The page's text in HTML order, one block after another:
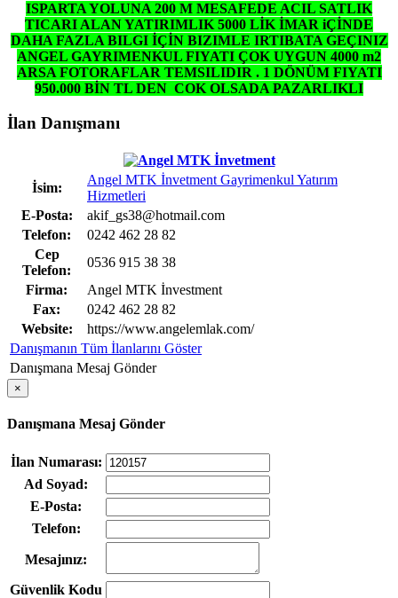
ISPARTA YOLUNA 200 M MESAFEDE ACIL SATLIK
TICARI ALAN YATIRIMLIK 5000 LİK İMAR iÇİNDE
DAHA FAZLA BILGI İÇİN BIZIMLE IRTIBATA GEÇINIZ
ANGEL GAYRIMENKUL FIYATI ÇOK UYGUN 4000 m2
ARSA FOTORAFLAR TEMSILIDIR . 1 DÖNÜM FIYATI
950.000 BİN TL DEN COK OLSADA PAZARLIKLI
İlan Danışmanı
İsim:
Angel MTK İnvetment Gayrimenkul Yatırım
Hizmetleri
E-Posta:
akif_gs38@hotmail.com
Telefon:
0242 462 28 82
Cep
Telefon:
0536 915 38 38
Firma:
Angel MTK İnvestment
Fax:
0242 462 28 82
Website:
https://www.angelemlak.com/
Danışmanın Tüm İlanlarını Göster
Danışmana Mesaj Gönder
×
Danışmana Mesaj Gönder
İlan Numarası:
Ad Soyad:
E-Posta:
Telefon:
Mesajınız:
Güvenlik Kodu